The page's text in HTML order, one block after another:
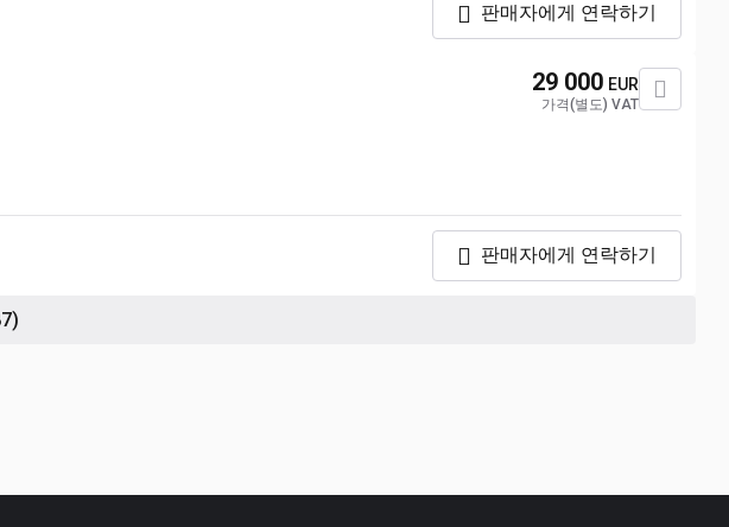
판매자에게 연락하기
29 000 EUR
가격(별도) VAT
판매자에게 연락하기